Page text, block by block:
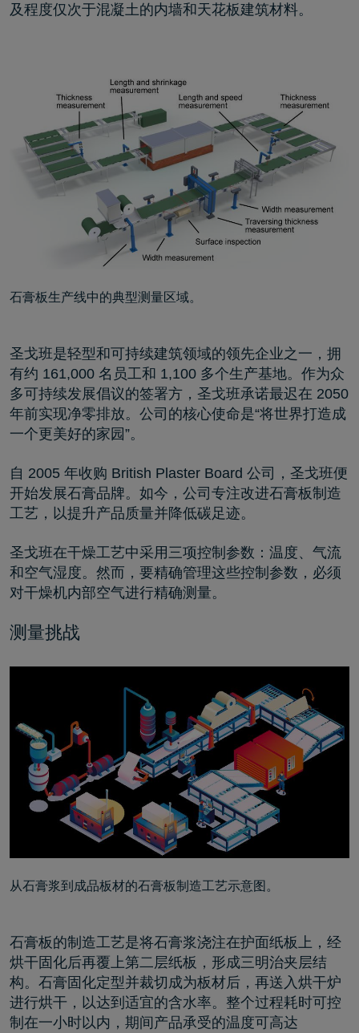
及程度仅次于混凝土的内墙和天花板建筑材料。
石膏板生产线中的典型测量区域。
圣戈班是轻型和可持续建筑领域的领先企业之一，拥
有约 161,000 名员工和 1,100 多个生产基地。作为众
多可持续发展倡议的签署方，圣戈班承诺最迟在 2050
年前实现净零排放。公司的核心使命是“将世界打造成
一个更美好的家园”。
自 2005 年收购 British Plaster Board 公司，圣戈班便
开始发展石膏品牌。如今，公司专注改进石膏板制造
工艺，以提升产品质量并降低碳足迹。
圣戈班在干燥工艺中采用三项控制参数：温度、气流
和空气湿度。然而，要精确管理这些控制参数，必须
对干燥机内部空气进行精确测量。
测量挑战
从石膏浆到成品板材的石膏板制造工艺示意图。
石膏板的制造工艺是将石膏浆浇注在护面纸板上，经
烘干固化后再覆上第二层纸板，形成三明治夹层结
构。石膏固化定型并裁切成为板材后，再送入烘干炉
进行烘干，以达到适宜的含水率。整个过程耗时可控
制在一小时以内，期间产品承受的温度可高达